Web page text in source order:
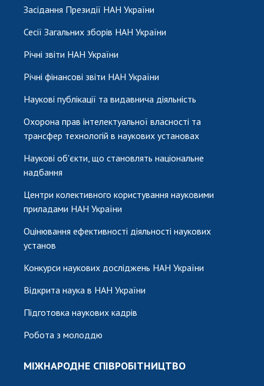
Засідання Президії НАН України
Сесії Загальних зборів НАН України
Річні звіти НАН України
Річні фінансові звіти НАН України
Наукові публікації та видавнича діяльність
Охорона прав інтелектуальної власності та
трансфер технологій в наукових установах
Наукові об'єкти, що становлять національне
надбання
Центри колективного користування науковими
приладами НАН України
Оцінювання ефективності діяльності наукових
установ
Конкурси наукових досліджень НАН України
Відкрита наука в НАН України
Підготовка наукових кадрів
Робота з молоддю
МІЖНАРОДНЕ СПІВРОБІТНИЦТВО